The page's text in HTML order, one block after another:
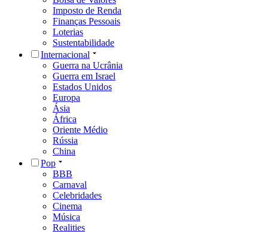
Imposto de Renda
Finanças Pessoais
Loterias
Sustentabilidade
Internacional
Guerra na Ucrânia
Guerra em Israel
Estados Unidos
Europa
Ásia
África
Oriente Médio
Rússia
China
Pop
BBB
Carnaval
Celebridades
Cinema
Música
Realities